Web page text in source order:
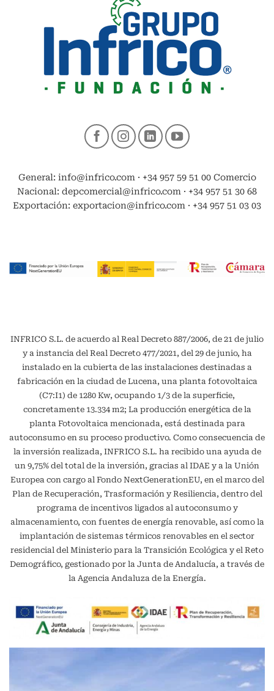
General: info@infrico.com · +34 957 59 51 00 Comercio
Nacional: depcomercial@infrico.com · +34 957 51 30 68
Exportación: exportacion@infrico.com · +34 957 51 03 03
INFRICO S.L. de acuerdo al Real Decreto 887/2006, de 21 de julio
y a instancia del Real Decreto 477/2021, del 29 de junio, ha
instalado en la cubierta de las instalaciones destinadas a
fabricación en la ciudad de Lucena, una planta fotovoltaica
(C7:I1) de 1280 Kw, ocupando 1/3 de la superficie,
concretamente 13.334 m2; La producción energética de la
planta Fotovoltaica mencionada, está destinada para
autoconsumo en su proceso productivo. Como consecuencia de
la inversión realizada, INFRICO S.L. ha recibido una ayuda de
un 9,75% del total de la inversión, gracias al IDAE y a la Unión
Europea con cargo al Fondo NextGenerationEU, en el marco del
Plan de Recuperación, Trasformación y Resiliencia, dentro del
programa de incentivos ligados al autoconsumo y
almacenamiento, con fuentes de energía renovable, así como la
implantación de sistemas térmicos renovables en el sector
residencial del Ministerio para la Transición Ecológica y el Reto
Demográfico, gestionado por la Junta de Andalucía, a través de
la Agencia Andaluza de la Energía.